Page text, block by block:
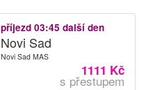
příjezd 03:45 další den
Novi Sad
Novi Sad MAS
1111 Kč
s přestupem